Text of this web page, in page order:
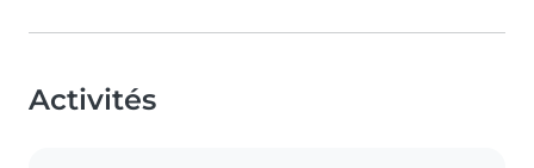
Activités